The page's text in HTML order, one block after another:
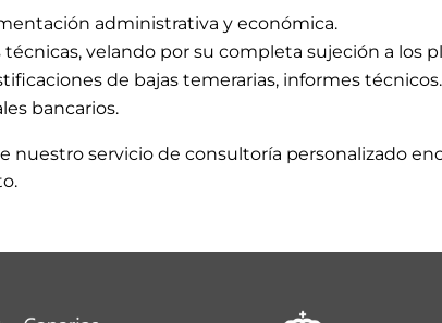
administrativa y económica.
velando por su completa sujeción a los
de bajas temerarias, informes técnicos.
bancarios.
nuestro servicio de consultoría personalizado